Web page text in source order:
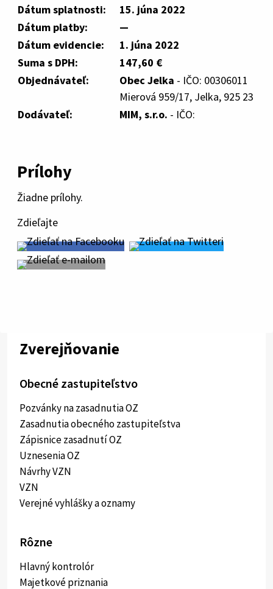
Dátum splatnosti:
15. júna 2022
Dátum platby:
—
Dátum evidencie:
1. júna 2022
Suma s DPH:
147,60 €
Objednávateľ:
Obec Jelka - IČO: 00306011
Mierová 959/17, Jelka, 925 23
Dodávateľ:
MIM, s.r.o. - IČO:
Prílohy
Žiadne prílohy.
Zdieľajte
Zverejňovanie
Obecné zastupiteľstvo
Pozvánky na zasadnutia OZ
Zasadnutia obecného zastupiteľstva
Zápisnice zasadnutí OZ
Uznesenia OZ
Návrhy VZN
VZN
Verejné vyhlášky a oznamy
Rôzne
Hlavný kontrolór
Majetkové priznania